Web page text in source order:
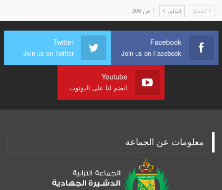
السابق التالي 1 من 209
Facebook
Join us on Facebook
Twitter
Join us on Twitter
Youtube
انضم لنا على اليوتوب
معلومات عن الجماعة